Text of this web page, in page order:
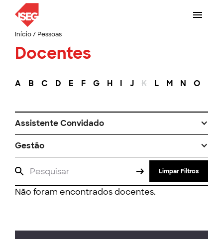
Início/ Pessoas
Docentes
A B C D E F G H I J K L M N O
Assistente Convidado
Gestão
Limpar Filtros
Não foram encontrados docentes.